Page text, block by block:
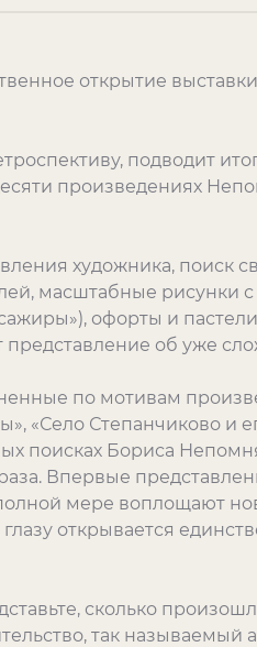
открытие
подводит
произведениях
художника, поиск
масштабные рисунки с
офорты и
представление об уже
по мотивам
«Село Степанчиково и
поисках Бориса
Впервые
мере воплощают
открывается
сколько
так называемый